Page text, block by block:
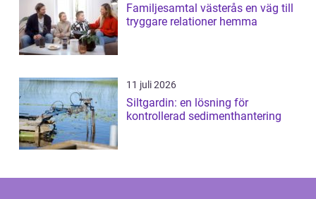
Familjesamtal västerås en väg till
tryggare relationer hemma
11 juli 2026
Siltgardin: en lösning för
kontrollerad sedimenthantering